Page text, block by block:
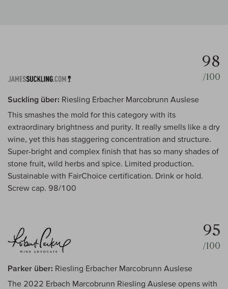
98
/100
Suckling über: Riesling Erbacher Marcobrunn Auslese
This smashes the mold for this category with its
extraordinary brightness and purity. It really smells like a dry
wine, yet this has staggering concentration and structure.
Super-bright and complex finish that has so many shades of
stone fruit, wild herbs and spice. Limited production.
Sustainable with FairChoice certification. Drink or hold.
Screw cap. 98/100
95
/100
Parker über: Riesling Erbacher Marcobrunn Auslese
The 2022 Erbach Marcobrunn Riesling Auslese opens with